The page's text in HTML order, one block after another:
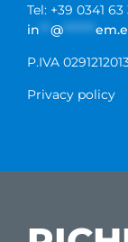
Tel: +39 0341 63
in
@ ******
P.IVA
Privacy policy